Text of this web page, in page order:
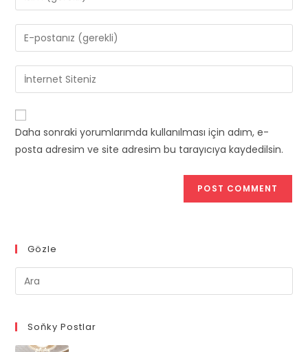
your
name
or
to
comment
Enter
your
email
address
comment
Enter
your
website
URL
(optional)
Daha sonraki yorumlarımda kullanılması için adım, e-
posta adresim ve site adresim bu tarayıcıya kaydedilsin.
Gözle
Soňky Postlar